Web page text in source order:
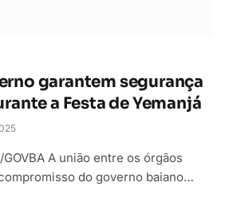
garantem segurança
a Festa de Yemanjá
A união entre os órgãos
do governo baiano…